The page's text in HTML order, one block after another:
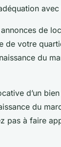
de
de votre
du
d’un
du
pas à faire